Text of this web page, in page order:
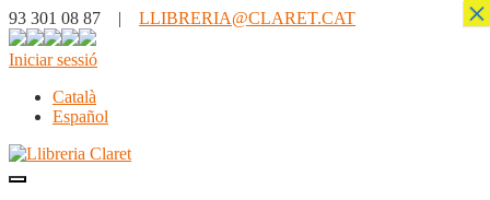
93 301 08 87 | LLIBRERIA@CLARET.CAT
Iniciar sessió
Català
Español
×